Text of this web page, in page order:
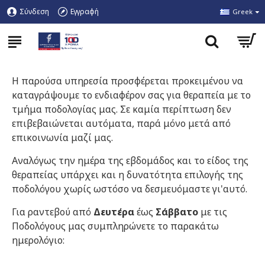
Σύνδεση Εγγραφή Greek
Η παρούσα υπηρεσία προσφέρεται προκειμένου να
καταγράψουμε το ενδιαφέρον σας για θεραπεία με το
τμήμα ποδολογίας μας. Σε καμία περίπτωση δεν
επιβεβαιώνεται αυτόματα, παρά μόνο μετά από
επικοινωνία μαζί μας.
Αναλόγως την ημέρα της εβδομάδος και το είδος της
θεραπείας υπάρχει και η δυνατότητα επιλογής της
ποδολόγου χωρίς ωστόσο να δεσμευόμαστε γι'αυτό.
Για ραντεβού από Δευτέραέως Σάββατο με τις
Ποδολόγους μας συμπληρώνετε το παρακάτω
ημερολόγιο: